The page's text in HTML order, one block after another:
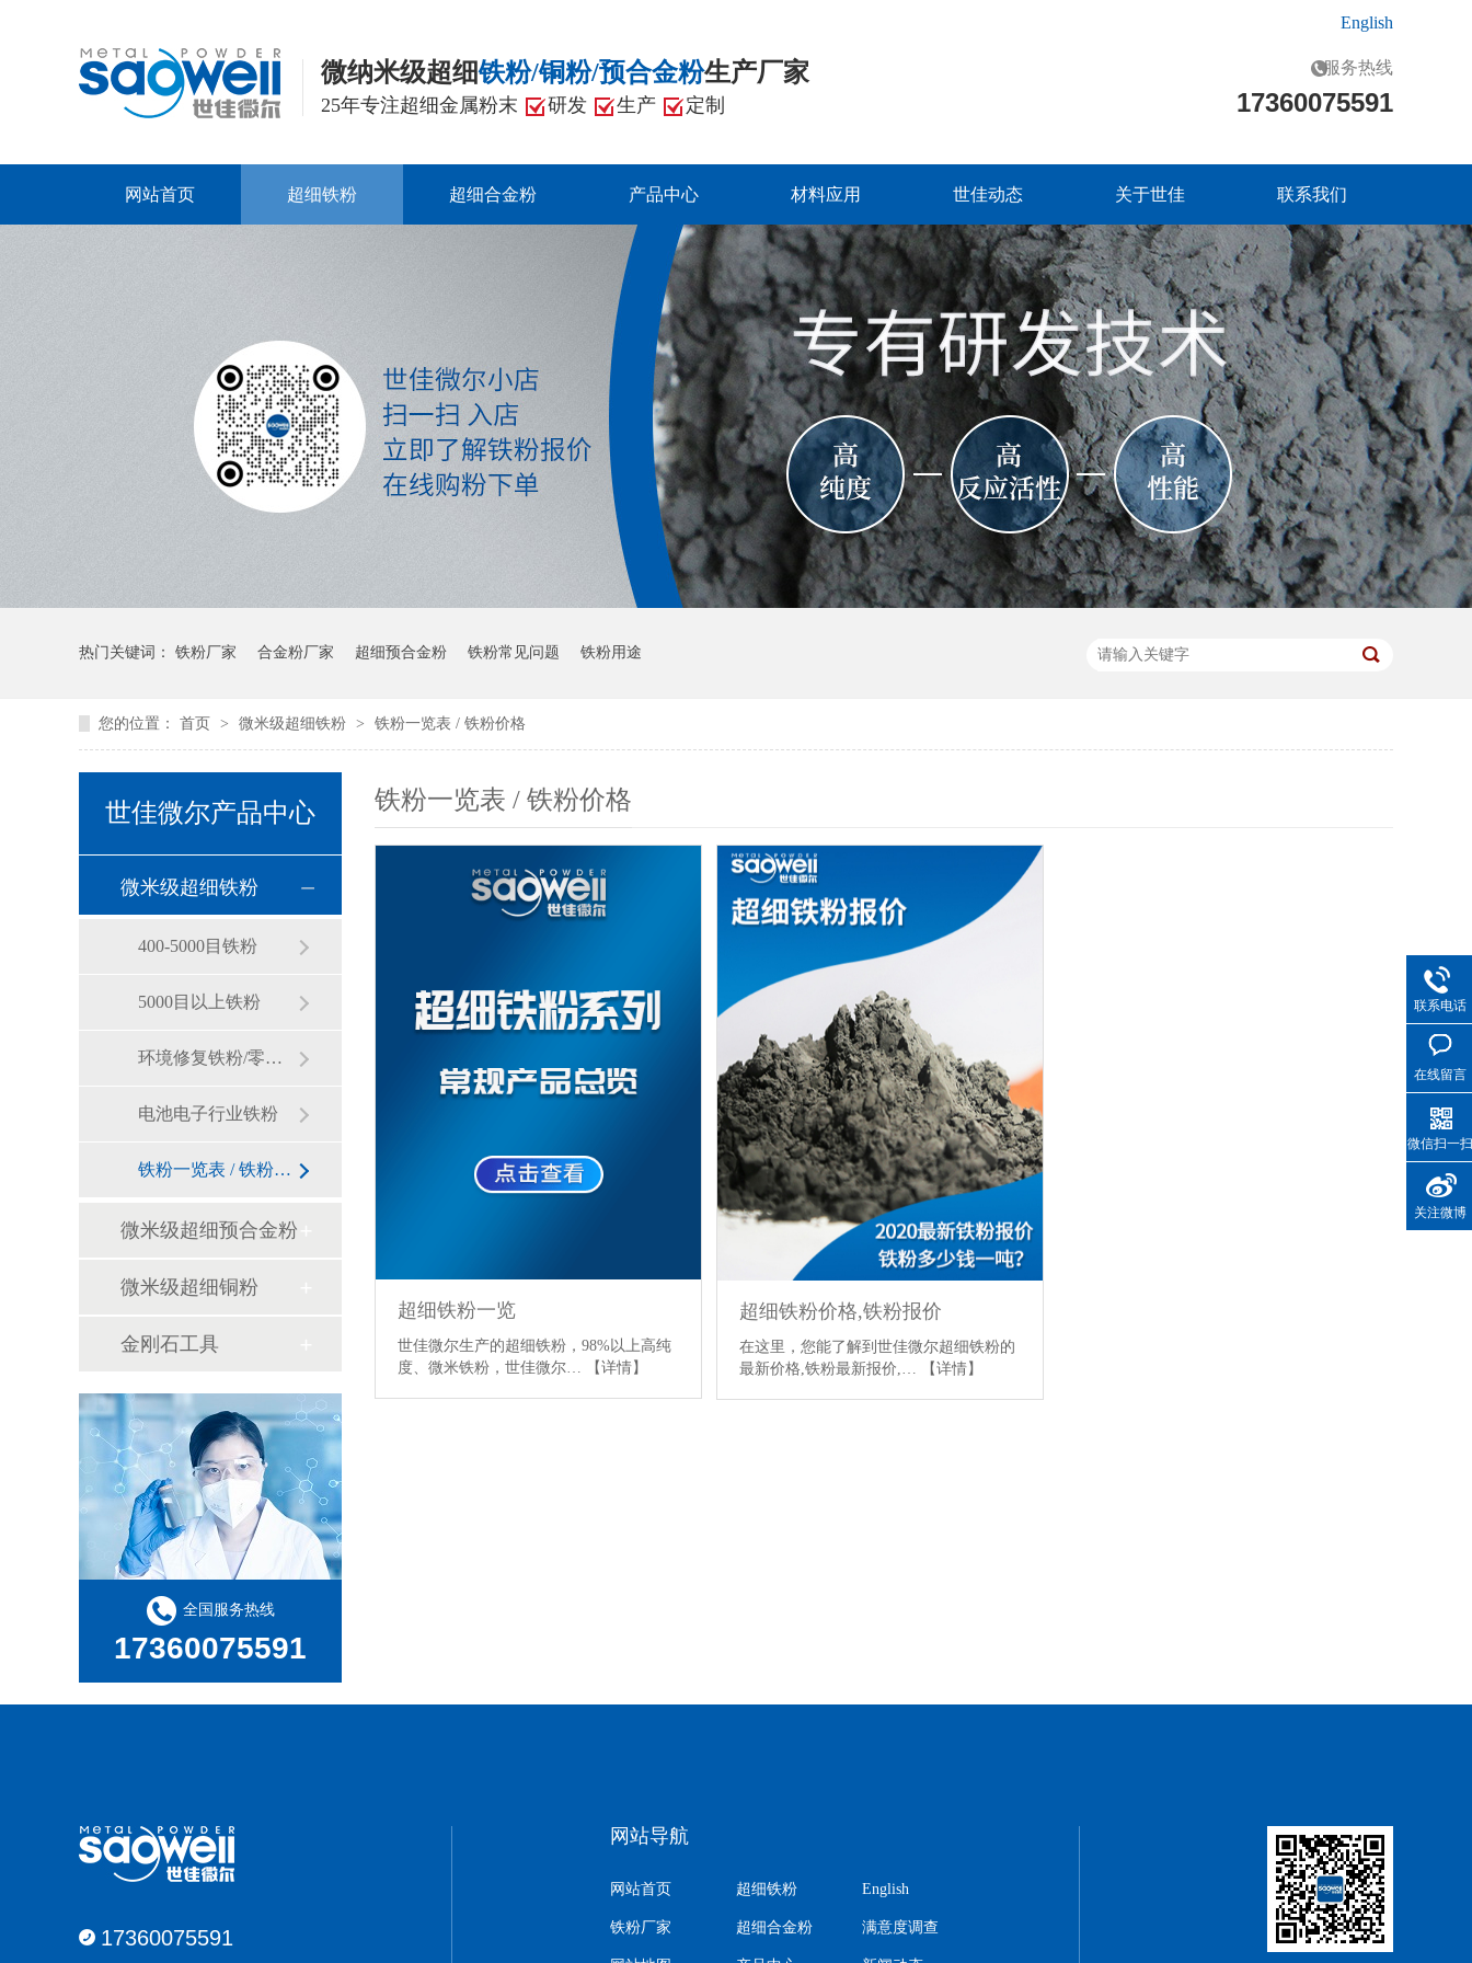
English
微纳米级超细铁粉/铜粉/预合金粉生产厂家
25年专注超细金属粉末 研发 生产 定制
服务热线
17360075591
网站首页 超细铁粉 超细合金粉 产品中心 材料应用 世佳动态 关于世佳 联系我们
热门关键词： 铁粉厂家 合金粉厂家 超细预合金粉 铁粉常见问题 铁粉用途
您的位置： 首页 > 微米级超细铁粉 > 铁粉一览表 / 铁粉价格
世佳微尔产品中心
微米级超细铁粉
400-5000目铁粉
5000目以上铁粉
环境修复铁粉/零价铁
电池电子行业铁粉
铁粉一览表 / 铁粉价格
微米级超细预合金粉
微米级超细铜粉
金刚石工具
全国服务热线
17360075591
铁粉一览表 / 铁粉价格
超细铁粉一览
世佳微尔生产的超细铁粉，98%以上高纯
度、微米铁粉，世佳微尔…
【详情】
超细铁粉价格,铁粉报价
在这里，您能了解到世佳微尔超细铁粉的
最新价格,铁粉最新报价,…
【详情】
17360075591
网站导航
网站首页 超细铁粉 English
铁粉厂家 超细合金粉 满意度调查
联系电话
在线留言
微信扫一扫
关注微博